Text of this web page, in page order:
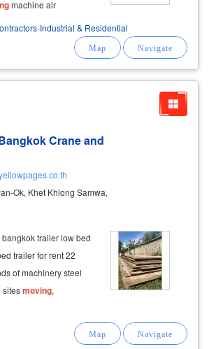
machine air
air compressor,
city, eastern seaboard,
piping work in
Industrial & Residential
Crane and
Ok, Khet Khlong Samwa,
trailer low bed
trailer for rent 22
of machinery steel
sitesmoving,